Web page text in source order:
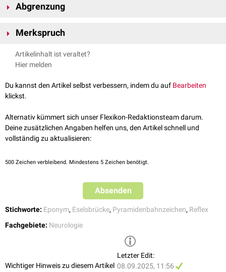
Abgrenzung
werden gelegentlich als Gordon-Reflex bezeichnet.
Merkspruch
Merkspruchzu Gordon und Oppenheim
siehe auch:Oppenheim-Reflex
Strümpell-Zeichen
Artikelinhalt ist veraltet?
Hier melden
Du kannst den Artikel selbst verbessern, indem du auf Bearbeiten
klickst.
Alternativ kümmert sich unser Flexikon-Redaktionsteam darum.
Deine zusätzlichen Angaben helfen uns, den Artikel schnell und
vollständig zu aktualisieren:
500 Zeichen verbleibend. Mindestens 5 Zeichen benötigt.
Absenden
Stichworte: Eponym, Eselsbrücke, Pyramidenbahnzeichen, Reflex
Fachgebiete: Neurologie
Wichtiger Hinweis zu diesem Artikel
Letzter Edit:
08.09.2025, 11:56